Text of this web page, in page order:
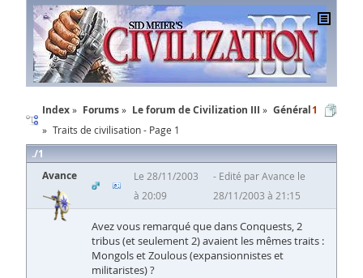
Index Forums Le forum de Civilization III Général
Traits de civilisation - Page 1
1
1
Avance
Le 28/11/2003
à 20:09
Edité par Avance le
28/11/2003 à 21:15
Avez vous remarqué que dans Conquests, 2
tribus (et seulement 2) avaient les mêmes traits :
Mongols et Zoulous (expansionnistes et
militaristes) ?